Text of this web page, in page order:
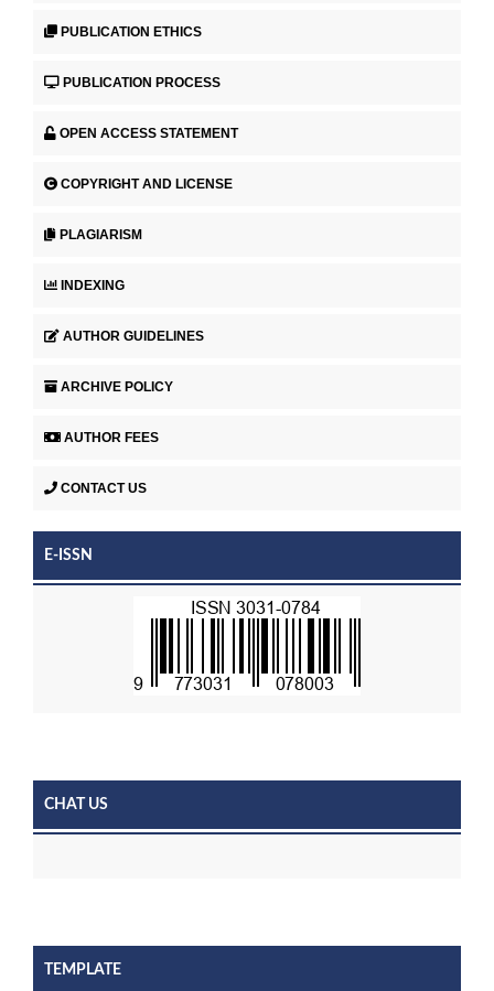
PUBLICATION ETHICS
PUBLICATION PROCESS
OPEN ACCESS STATEMENT
COPYRIGHT AND LICENSE
PLAGIARISM
INDEXING
AUTHOR GUIDELINES
ARCHIVE POLICY
AUTHOR FEES
CONTACT US
E-ISSN
CHAT US
TEMPLATE